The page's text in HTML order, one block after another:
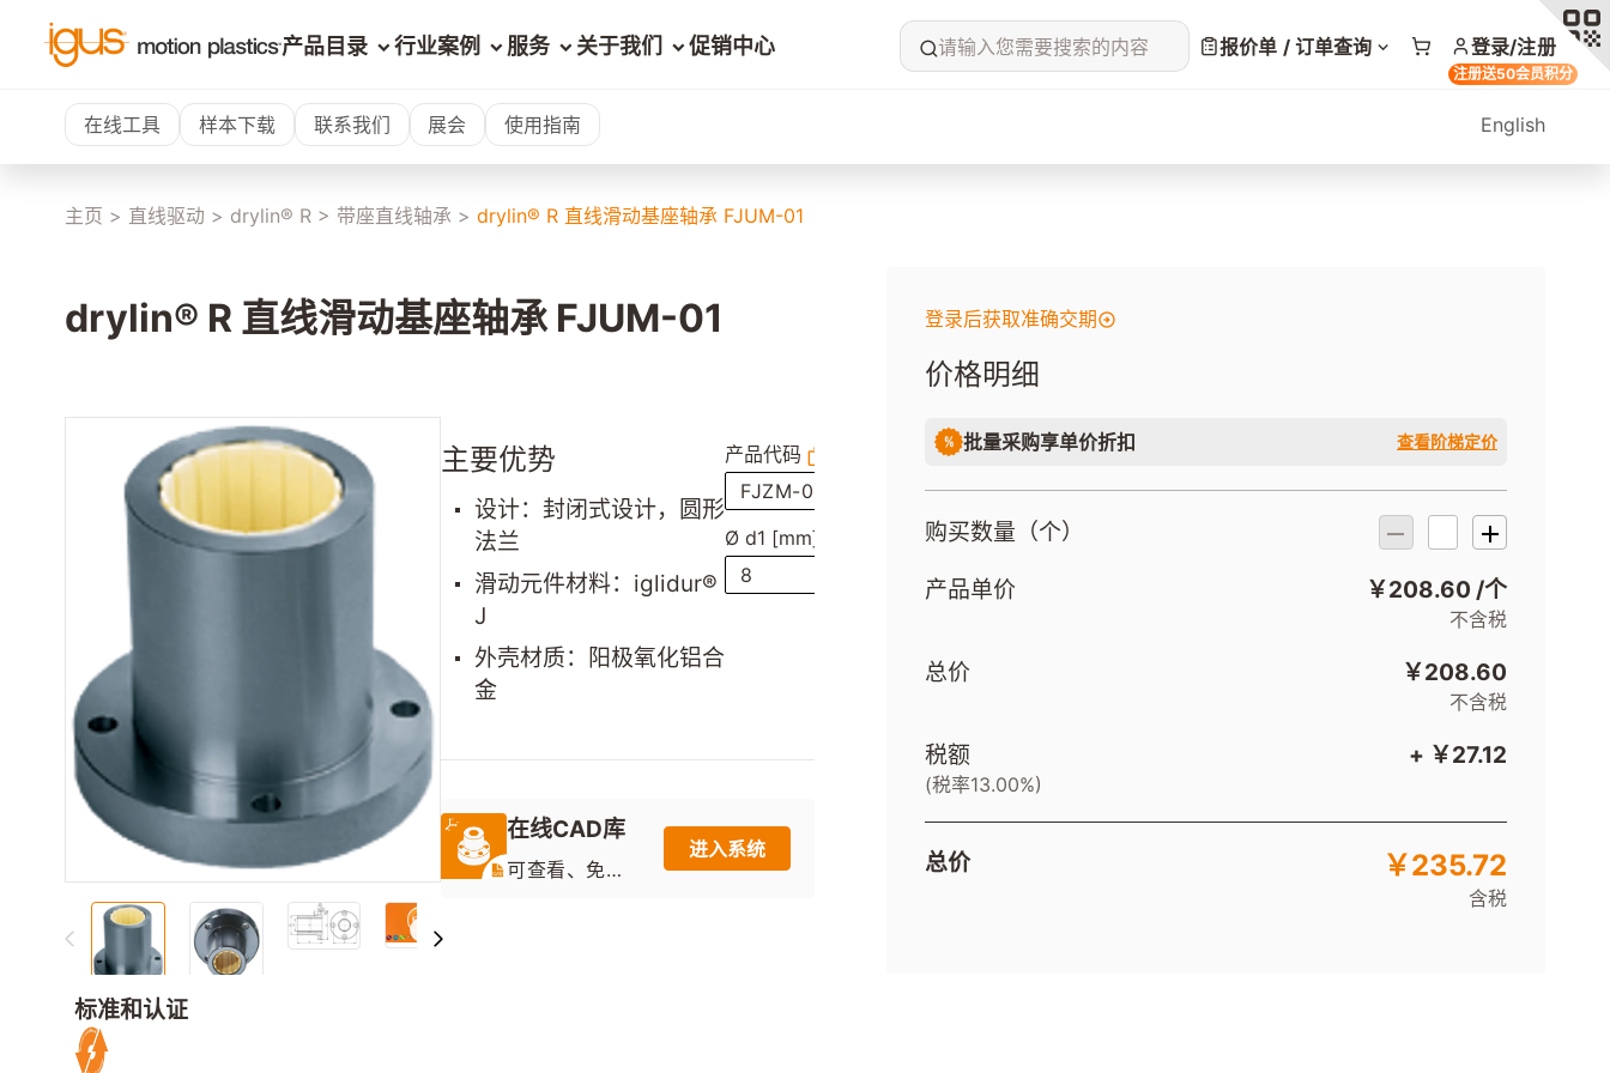
产品目录 行业案例 服务 关于我们 促销中心 请输入您需要搜索的内容 报价单 / 订单查询 登录/注册
注册送50会员积分
在线工具 样本下载 联系我们 展会 使用指南 English
主页 > 直线驱动 > drylin® R > 带座直线轴承 > drylin® R 直线滑动基座轴承 FJUM-01
drylin® R 直线滑动基座轴承 FJUM-01
标准和认证
主要优势
设计：封闭式设计，圆形
法兰
滑动元件材料：iglidur®
J
外壳材质：阳极氧化铝合
金
产品代码
FJZM-01-08
Ø d1 [mm]
8
在线CAD库
可查看、免费
进入系统
登录后获取准确交期
价格明细
批量采购享单价折扣 查看阶梯定价
购买数量（个）
产品单价 ￥208.60 /个
不含税
总价 ￥208.60
不含税
税额
(税率13.00%)
+ ￥27.12
总价 ￥235.72
含税